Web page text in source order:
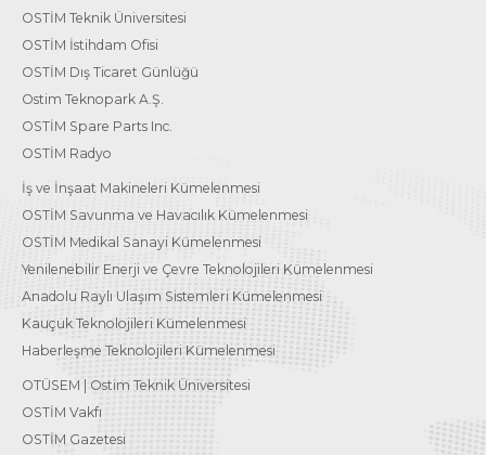
OSTİM Teknik Üniversitesi
OSTİM İstihdam Ofisi
OSTİM Dış Ticaret Günlüğü
Ostim Teknopark A.Ş.
OSTİM Spare Parts Inc.
OSTİM Radyo
İş ve İnşaat Makineleri Kümelenmesi
OSTİM Savunma ve Havacılık Kümelenmesi
OSTİM Medikal Sanayi Kümelenmesi
Yenilenebilir Enerji ve Çevre Teknolojileri Kümelenmesi
Anadolu Raylı Ulaşım Sistemleri Kümelenmesi
Kauçuk Teknolojileri Kümelenmesi
Haberleşme Teknolojileri Kümelenmesi
OTÜSEM | Ostim Teknik Üniversitesi
OSTİM Vakfı
OSTİM Gazetesi